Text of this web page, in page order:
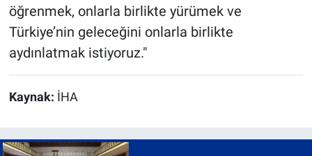
öğrenmek, onlarla birlikte yürümek ve
Türkiye’nin geleceğini onlarla birlikte
aydınlatmak istiyoruz."
Kaynak: İHA